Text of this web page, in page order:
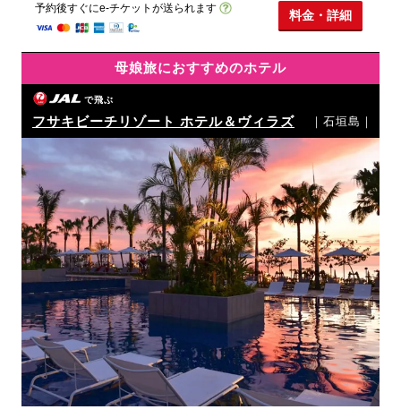
予約後すぐにe-チケットが送られます
料金・詳細
母娘旅におすすめのホテル
で飛ぶ
フサキビーチリゾート ホテル＆ヴィラズ ｜石垣島｜